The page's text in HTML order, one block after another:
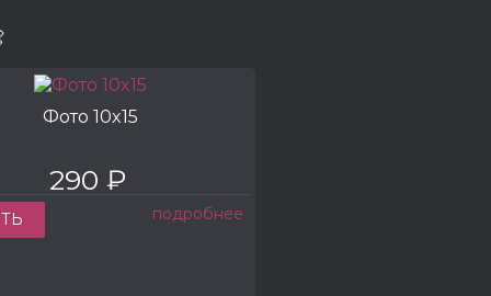
Фото 10x15
290 ₽
подробнее